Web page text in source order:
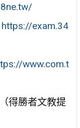
https://exam.34
www.com.t
得勝者文教提